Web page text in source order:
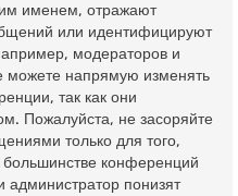
именем, отражают
или идентифицируют
модераторов и
можете напрямую изменять
так как они
Пожалуйста, не засоряйте
только для того,
конференций
понизят